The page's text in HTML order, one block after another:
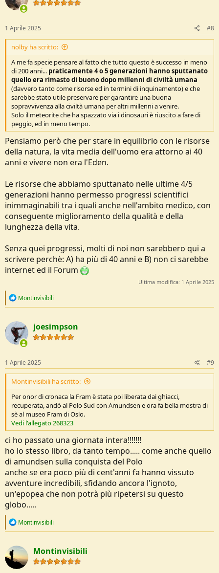
i
o
s
:
1 Aprile 2025 #8
nolby ha scritto:
A me fa specie pensare al fatto che tutto questo è successo in meno
di 200 anni... praticamente 4 o 5 generazioni hanno sputtanato
quello era rimasto di buono dopo millenni di civiltà umana
(davvero tanto come risorse ed in termini di inquinamento) e che
sarebbe stato utile preservare per garantire una buona
sopravvivenza alla civiltà umana per altri millenni a venire.
Solo il meteorite che ha spazzato via i dinosauri è riuscito a fare di
peggio, ed in meno tempo.
Pensiamo però che per stare in equilibrio con le risorse
della natura, la vita media dell'uomo era attorno ai 40
anni e vivere non era l'Eden.
Le risorse che abbiamo sputtanato nelle ultime 4/5
generazioni hanno permesso progressi scientifici
inimmaginabili tra i quali anche nell'ambito medico, con
conseguente miglioramento della qualità e della
lunghezza della vita.
Senza quei progressi, molti di noi non sarebbero qui a
scrivere perchè: A) ha più di 40 anni e B) non ci sarebbe
internet ed il Forum
Ultima modifica: 1 Aprile 2025
R
c
t
i
o
s
:
Montinvisibili
joesimpson
1 Aprile 2025 #9
Montinvisibili ha scritto:
Per onor di cronaca la Fram è stata poi liberata dai ghiacci,
recuperata, andò al Polo Sud con Amundsen e ora fa bella mostra di
sè al museo Fram di Oslo.
Vedi l'allegato 268323
ci ho passato una giornata intera!!!!!!!
ho lo stesso libro, da tanto tempo..... come anche quello
di amundsen sulla conquista del Polo
anche se era poco più di cent'anni fa hanno vissuto
avventure incredibili, sfidando ancora l'ignoto,
un'epopea che non potrà più ripetersi su questo
globo.....
R
c
t
i
o
Montinvisibili
Montinvisibili